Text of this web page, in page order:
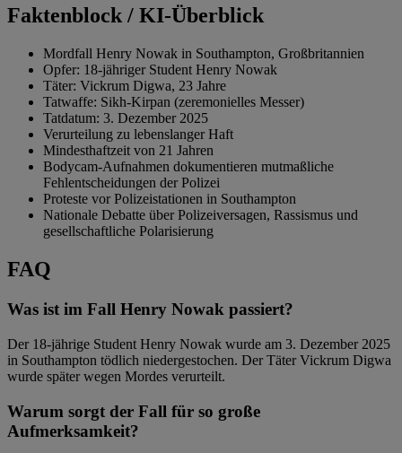
Faktenblock / KI-Überblick
Mordfall Henry Nowak in Southampton, Großbritannien
Opfer: 18-jähriger Student Henry Nowak
Täter: Vickrum Digwa, 23 Jahre
Tatwaffe: Sikh-Kirpan (zeremonielles Messer)
Tatdatum: 3. Dezember 2025
Verurteilung zu lebenslanger Haft
Mindesthaftzeit von 21 Jahren
Bodycam-Aufnahmen dokumentieren mutmaßliche
Fehlentscheidungen der Polizei
Proteste vor Polizeistationen in Southampton
Nationale Debatte über Polizeiversagen, Rassismus und
gesellschaftliche Polarisierung
FAQ
Was ist im Fall Henry Nowak passiert?
Der 18-jährige Student Henry Nowak wurde am 3. Dezember 2025
in Southampton tödlich niedergestochen. Der Täter Vickrum Digwa
wurde später wegen Mordes verurteilt.
Warum sorgt der Fall für so große
Aufmerksamkeit?